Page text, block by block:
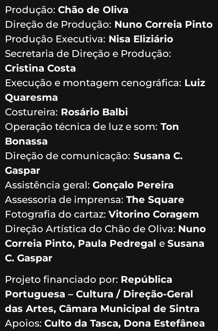
Produção: Chão de Oliva
Direção de Produção: Nuno Correia Pinto
Produção Executiva: Nisa Eliziário
Secretaria de Direção e Produção:
Cristina Costa
Execução e montagem cenográfica: Luiz
Quaresma
Costureira: Rosário Balbi
Operação técnica de luz e som: Ton
Bonassa
Direção de comunicação: Susana C.
Gaspar
Assistência geral: Gonçalo Pereira
Assessoria de imprensa: The Square
Fotografia do cartaz: Vitorino Coragem
Direção Artística do Chão de Oliva: Nuno
Correia Pinto, Paula Pedregal e Susana
C. Gaspar
Projeto financiado por: República
Portuguesa – Cultura / Direção-Geral
das Artes, Câmara Municipal de Sintra
Apoios: Culto da Tasca, Dona Estefânea